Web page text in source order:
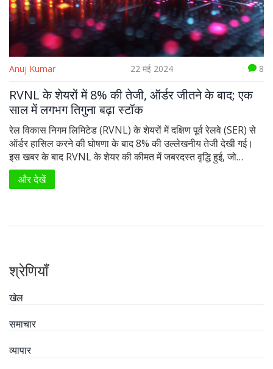
Anuj Kumar 22 मई 2024 8
RVNL के शेयरों में 8% की तेजी, ऑर्डर जीतने के बाद; एक
साल में लगभग तिगुना बढ़ा स्टॉक
रेल विकास निगम लिमिटेड (RVNL) के शेयरों में दक्षिण पूर्व रेलवे (SER) से
ऑर्डर हासिल करने की घोषणा के बाद 8% की उल्लेखनीय तेजी देखी गई।
इस खबर के बाद RVNL के शेयर की कीमत में जबरदस्त वृद्धि हुई, जो
सोमवार को 322.50 रुपये पर बंद हुआ। पिछले एक साल में स्टॉक लगभग
तिगुना हो गया है।
और देखें
श्रेणियाँ
खेल
समाचार
व्यापार